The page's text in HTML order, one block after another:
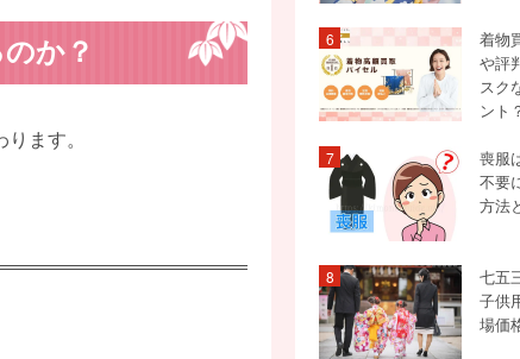
か？
ます。
6
着物
や評
スク
ント
7
喪服
不要
方法
8
七五
子供
場価